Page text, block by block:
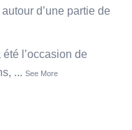
d’une partie de
l’occasion de
... See More